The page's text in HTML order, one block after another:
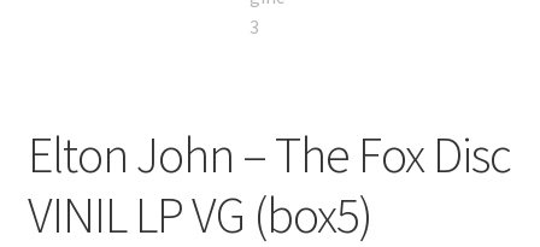
Elton John – The Fox Disc
VINIL LP VG (box5)